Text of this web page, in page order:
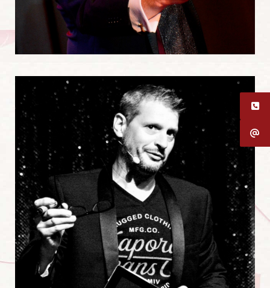
Aussi à l’aise en close up que sur scène, c’est…
Magiciens,Humoristes,Mentalistes